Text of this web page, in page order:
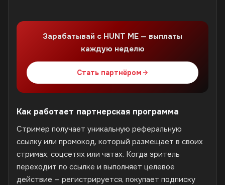
Зарабатывай с HUNT ME — выплаты
каждую неделю
Стать партнёром
Как работает партнерская программа
Стример получает уникальную реферальную
ссылку или промокод, который размещает в своих
стримах, соцсетях или чатах. Когда зритель
переходит по ссылке и выполняет целевое
действие — регистрируется, покупает подписку